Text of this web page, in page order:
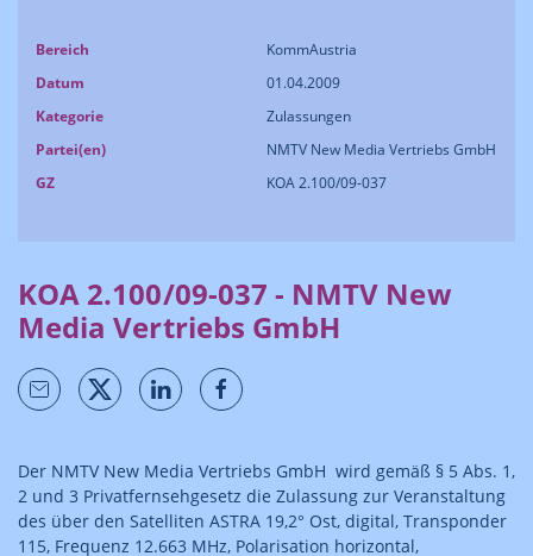
Bereich
KommAustria
Datum
01.04.2009
Kategorie
Zulassungen
Partei(en)
NMTV New Media Vertriebs GmbH
GZ
KOA 2.100/09-037
KOA 2.100/09-037 - NMTV New
Media Vertriebs GmbH
Der NMTV New Media Vertriebs GmbH wird gemäß § 5 Abs. 1,
2 und 3 Privatfernsehgesetz die Zulassung zur Veranstaltung
des über den Satelliten ASTRA 19,2° Ost, digital, Transponder
115, Frequenz 12.663 MHz, Polarisation horizontal,